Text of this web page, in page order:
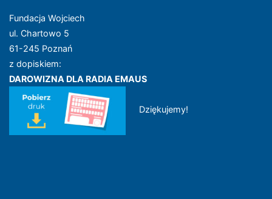
Fundacja Wojciech
ul. Chartowo 5
61-245 Poznań
z dopiskiem:
DAROWIZNA DLA RADIA EMAUS
Dziękujemy!